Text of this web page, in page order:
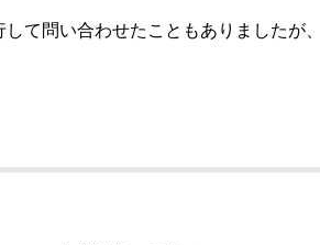
て問い合わせたこともありましたが、